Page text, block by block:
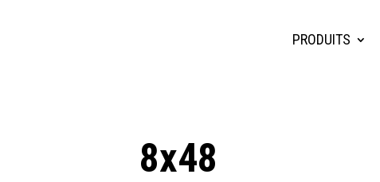
PRODUITS
8x48